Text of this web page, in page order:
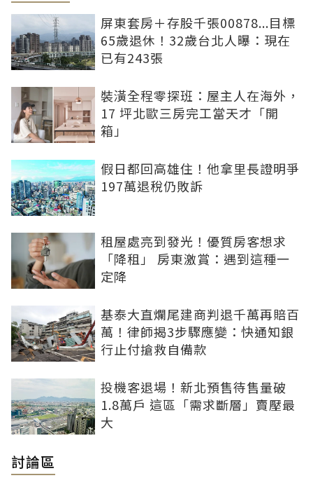
屏東套房＋存股千張00878...目標
65歲退休！32歲台北人曝：現在
已有243張
裝潢全程零探班：屋主人在海外，
17 坪北歐三房完工當天才「開
箱」
假日都回高雄住！他拿里長證明爭
197萬退稅仍敗訴
租屋處亮到發光！優質房客想求
「降租」 房東激賞：遇到這種一
定降
基泰大直爛尾建商判退千萬再賠百
萬！律師揭3步驟應變：快通知銀
行止付搶救自備款
投機客退場！新北預售待售量破
1.8萬戶 這區「需求斷層」賣壓最
大
討論區